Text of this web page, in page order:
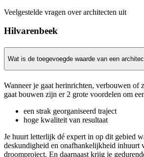
Veelgestelde vragen over architecten uit
Hilvarenbeek
Wat is de toegevoegde waarde van een
Wanneer je gaat herinrichten, verbouwen of
gaat bouwen zijn er 2 grote voordelen om
een strak georganiseerd traject
hoge kwaliteit van resultaat
Je huurt letterlijk dé expert in op dit gebied
deskundigheid en onafhankelijkheid inhuurt
droomproject. En daarnaast krijg je